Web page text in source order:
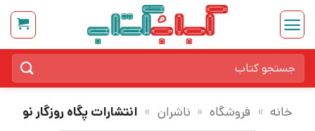
Skip
content
برای:
خانه » فروشگاه » ناشران » انتشارات پگاه روزگار نو